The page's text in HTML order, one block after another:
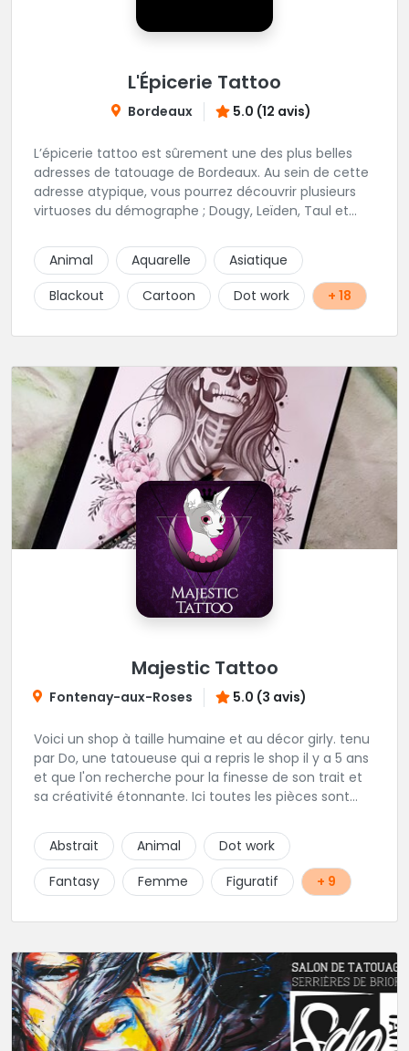
L'Épicerie Tattoo
Bordeaux 5.0 (12 avis)
L’épicerie tattoo est sûrement une des plus belles
adresses de tatouage de Bordeaux. Au sein de cette
adresse atypique, vous pourrez découvrir plusieurs
virtuoses du démographe ; Dougy, Leïden, Taul et
enfant et sympathique, vous pourrez demander
conseil pour votre tattoo. N'hésitez plus une seconde
pour rencontrer cette belle équipe !
Animal Aquarelle
Asiatique
Blackout
Cartoon Dot work + 18
Majestic Tattoo
Fontenay-aux-Roses 5.0 (3 avis)
Voici un shop à taille humaine et au décor girly. tenu
par Do, une tatoueuse qui a repris le shop il y a 5 ans
et que l'on recherche pour la finesse de son trait et
sa créativité étonnante. Ici toutes les pièces sont
client. Les séances de tatouage se font en musique
et dans une ambiance décontractée.
Abstrait Animal
Dot work
Fantasy
Femme Figuratif + 9